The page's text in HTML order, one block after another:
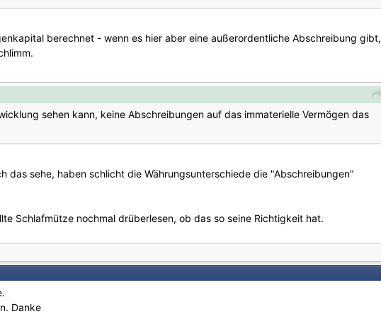
berechnet - wenn es hier aber eine außerordentliche Abschreibung gibt,
sehen kann, keine Abschreibungen auf das immaterielle Vermögen das
das sehe, haben schlicht die Währungsunterschiede die "Abschreibungen"
Schlafmütze nochmal drüberlesen, ob das so seine Richtigkeit hat.
Danke